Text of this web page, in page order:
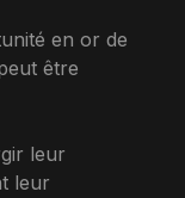
en or de
être
leur
leur